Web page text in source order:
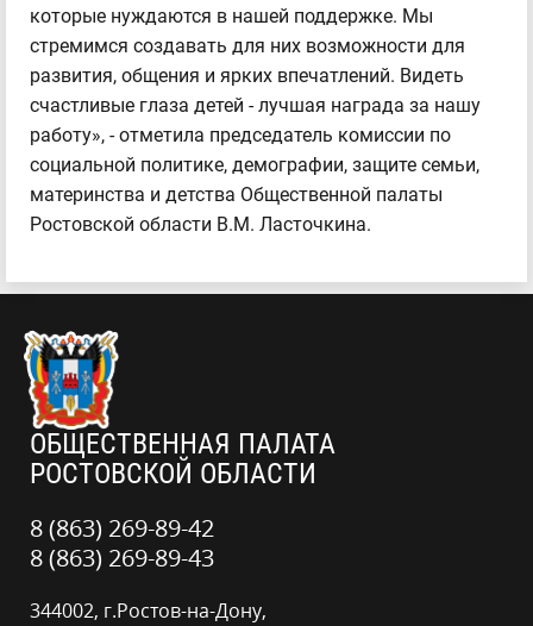
которые нуждаются в нашей поддержке. Мы
стремимся создавать для них возможности для
развития, общения и ярких впечатлений. Видеть
счастливые глаза детей - лучшая награда за нашу
работу», - отметила председатель комиссии по
социальной политике, демографии, защите семьи,
материнства и детства Общественной палаты
Ростовской области В.М. Ласточкина.
ОБЩЕСТВЕННАЯ ПАЛАТА
РОСТОВСКОЙ ОБЛАСТИ
8 (863) 269-89-42
8 (863) 269-89-43
344002, г.Ростов-на-Дону,